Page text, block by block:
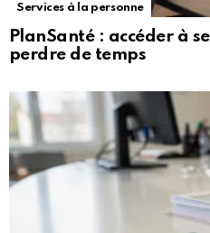
Services à la personne
PlanSanté : accéder à
perdre de temps